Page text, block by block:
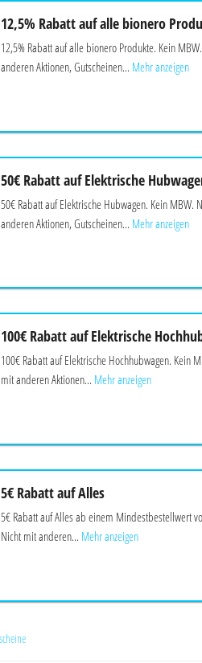
12,5% Rabatt auf alle bionero
12,5% Rabatt auf alle bionero Produkte. Kein
anderen Aktionen, Gutscheinen... Mehr anzeigen
50€ Rabatt auf Elektrische
50€ Rabatt auf Elektrische Hubwagen. Kein MBW.
anderen Aktionen, Gutscheinen... Mehr anzeigen
100€ Rabatt auf Elektrische
100€ Rabatt auf Elektrische Hochhubwagen. Kein
mit anderen Aktionen... Mehr anzeigen
5€ Rabatt auf Alles
5€ Rabatt auf Alles ab einem Mindestbestellwert
Nicht mit anderen... Mehr anzeigen